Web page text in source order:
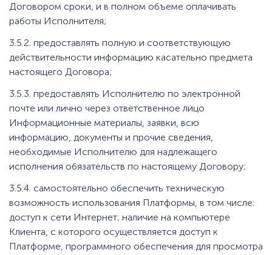
Договором сроки, и в полном объеме оплачивать
работы Исполнителя;
3.5.2. предоставлять полную и соответствующую
действительности информацию касательно предмета
настоящего Договора;
3.5.3. предоставлять Исполнителю по электронной
почте или лично через ответственное лицо
Информационные материалы, заявки, всю
информацию, документы и прочие сведения,
необходимые Исполнителю для надлежащего
исполнения обязательств по настоящему Договору;
3.5.4. самостоятельно обеспечить техническую
возможность использования Платформы, в том числе:
доступ к сети Интернет; наличие на компьютере
Клиента, с которого осуществляется доступ к
Платформе, программного обеспечения для просмотра